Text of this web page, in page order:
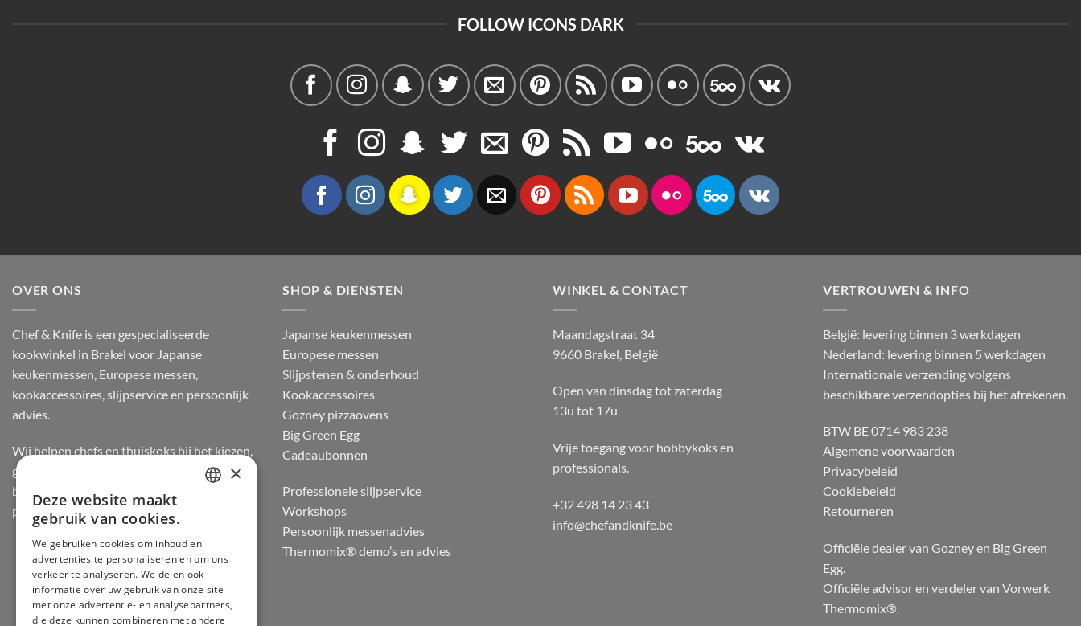
FOLLOW ICONS DARK
OVER ONS
Chef & Knife is een gespecialiseerde
kookwinkel in Brakel voor Japanse
keukenmessen, Europese messen,
kookaccessoires, slijpservice en persoonlijk
advies.
Wij helpen chefs en thuiskoks bij het kiezen,
gebruiken en onderhouden van messen, op
basis van staalsoort, balans, snijgevoel en
praktijkervaring.
SHOP & DIENSTEN
Japanse keukenmessen
Europese messen
Slijpstenen & onderhoud
Kookaccessoires
Gozney pizzaovens
Big Green Egg
Cadeaubonnen
Professionele slijpservice
Workshops
Persoonlijk messenadvies
Thermomix® demo’s en advies
WINKEL & CONTACT
Maandagstraat 34
9660 Brakel, België
Open van dinsdag tot zaterdag
13u tot 17u
Vrije toegang voor hobbykoks en
professionals.
+32 498 14 23 43
info@chefandknife.be
VERTROUWEN & INFO
België: levering binnen 3 werkdagen
Nederland: levering binnen 5 werkdagen
Internationale verzending volgens
beschikbare verzendopties bij het afrekenen.
BTW BE 0714 983 238
Algemene voorwaarden
Privacybeleid
Cookiebeleid
Retourneren
Officiële dealer van Gozney en Big Green
Egg.
Officiële advisor en verdeler van Vorwerk
Thermomix®.
GERMAN
ENGLISH
×
Deze website maakt
gebruik van cookies.
We gebruiken cookies om inhoud en
advertenties te personaliseren en om ons
verkeer te analyseren. We delen ook
informatie over uw gebruik van onze site
met onze advertentie- en analysepartners,
die deze kunnen combineren met andere